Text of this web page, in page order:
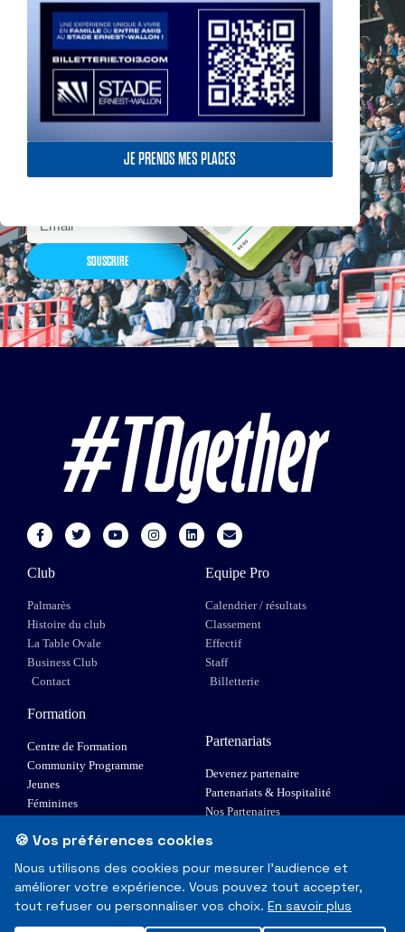
JE PRENDS MES PLACES
Actualités, nouveautés,
billetterie, remises
exceptionnelles dans la
boutique officielles & chez
nos partenaires… Inscrivez-
vous maintenant
SOUSCRIRE
Club
Palmarès
Histoire du club
La Table Ovale
Business Club
Contact
Equipe Pro
Calendrier / résultats
Classement
Effectif
Staff
Billetterie
Formation
Centre de Formation
Community Programme
Jeunes
Féminines
Elite 1
Partenariats
Devenez partenaire
Partenariats & Hospitalité
Nos Partenaires
© Toulouse Olympique XIII - Tous droits réservés
🍪 Vos préférences cookies
Nous utilisons des cookies pour mesurer l'audience et
améliorer votre expérience. Vous pouvez tout accepter,
tout refuser ou personnaliser vos choix. En savoir plus